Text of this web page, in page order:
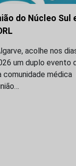
do Núcleo Sul
acolhe nos
um duplo evento
comunidade médica